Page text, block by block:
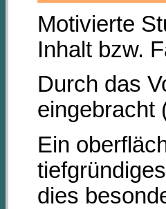
Motivierte
Inhalt bzw.
Durch das
eingebracht
Ein
dies